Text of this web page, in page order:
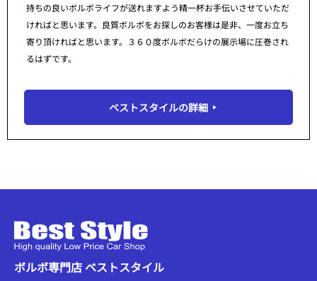
持ちの良いボルボライフが送れますよう精一杯お手伝いさせていただ
ければと思います。良質ボルボをお探しのお客様は是非、一度お立ち
寄り頂ければと思います。３６０度ボルボだらけの展示場に圧巻され
るはずです。
ベストスタイルの詳細
ボルボ専門店 ベストスタイル